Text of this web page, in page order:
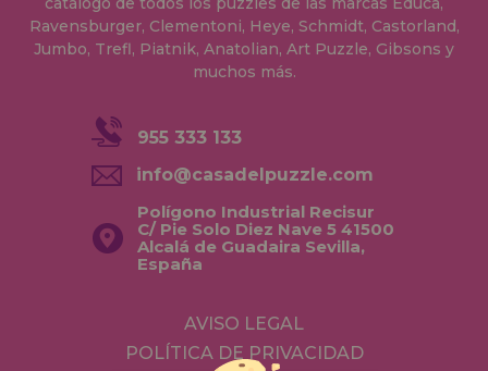
Ravensburger, Clementoni, Heye, Schmidt, Castorland,
Jumbo, Trefl, Piatnik, Anatolian, Art Puzzle, Gibsons y
muchos más.
955 333 133
info@casadelpuzzle.com
Polígono Industrial Recisur
C/ Pie Solo Diez Nave 5 41500
Alcalá de Guadaira Sevilla,
España
AVISO LEGAL
POLÍTICA DE PRIVACIDAD